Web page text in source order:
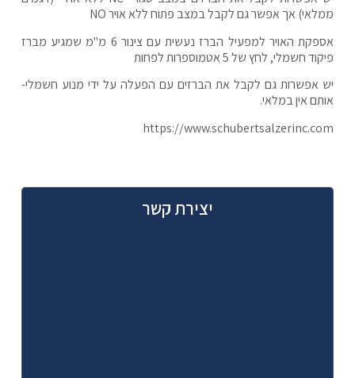
ממלאי) אך אפשר גם לקבל במצב פתוח ללא אויר NO
אספקת האויר למפעיל הברז נעשית עם צינור 6 מ"מ שמגיע מברז
פיקוד חשמלי, לחץ של 5 אטמוספרות לפחות
יש אפשרות גם לקבל את הברזים עם הפעלה על ידי מנוע חשמלי-
אותם אין במלאי.
https://www.schubertsalzerinc.com
יצירת קשר